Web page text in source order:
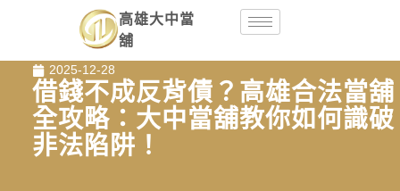
高雄大中當
舖
2025-12-28
借錢不成反背債？高雄合法當舖
全攻略：大中當舖教你如何識破
非法陷阱！